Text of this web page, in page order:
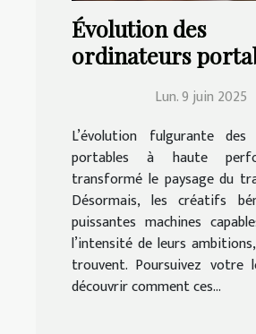
Évolution des
ordinateurs
leur impact sur le
créatif
Lun. 9 juin 2025
L’évolution fulgurante des
portables à haute
transformé le paysage du
Désormais, les créatifs
puissantes machines
l’intensité de leurs
trouvent. Poursuivez votre
découvrir comment ces...